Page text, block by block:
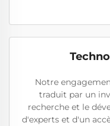
Notre
traduit par un
recherche et le
d'experts et d'un